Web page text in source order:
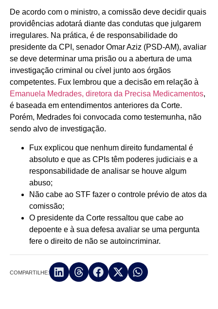
De acordo com o ministro, a comissão deve decidir quais
providências adotará diante das condutas que julgarem
irregulares. Na prática, é de responsabilidade do
presidente da CPI, senador Omar Aziz (PSD-AM), avaliar
se deve determinar uma prisão ou a abertura de uma
investigação criminal ou cível junto aos órgãos
competentes. Fux lembrou que a decisão em relação à
Emanuela Medrades, diretora da Precisa Medicamentos,
é baseada em entendimentos anteriores da Corte.
Porém, Medrades foi convocada como testemunha, não
sendo alvo de investigação.
Fux explicou que nenhum direito fundamental é
absoluto e que as CPIs têm poderes judiciais e a
responsabilidade de analisar se houve algum
abuso;
Não cabe ao STF fazer o controle prévio de atos da
comissão;
O presidente da Corte ressaltou que cabe ao
depoente e à sua defesa avaliar se uma pergunta
fere o direito de não se autoincriminar.
COMPARTILHE: